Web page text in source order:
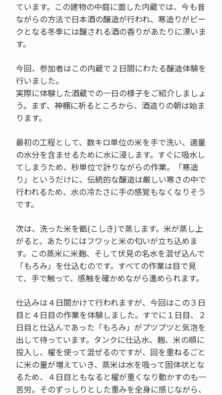
ています。この建物の中庭に面した内蔵では、今も昔
ながらの方法で日本酒の醸造が行われ、寒造りがピー
クとなる冬季には醸される酒の香りがあたりに漂いま
す。
今回、参加者はこの内蔵で２日間にわたる醸造体験を
行いました。
実際に体験した酒蔵での一日の様子をご紹介しましょ
う。まず、神棚に祈るところから、酒造りの朝は始ま
ります。
最初の工程として、数キロ単位の米を手で洗い、適量
の水分を含ませるために水に浸します。すぐに吸水し
てしまうため、秒単位で計りながらの作業。「寒造
り」というだけに、伝統的な醸造は厳しい寒さの中で
行われるため、水の冷たさに手の感覚もなくなりそう
です。
次は、洗った米を甑(こしき)で蒸します。米が蒸し上
がると、あたりにはフワッと米の匂いが立ち込めま
す。この蒸米に米麹、そして伏見の名水を混ぜ込んで
「もろみ」を仕込むのです。すべての作業は目で見
て、手で触って、感触を確かめながら進められます。
仕込みは４日間かけて行われますが、今回はこの３日
目と４日目の作業を体験しました。すでに１日目、２
日目と仕込んであった「もろみ」がプツプツと気泡を
出して待っています。タンクに仕込水、麹、米の順に
投入し、櫂を使って混ぜるのですが、回を重ねるごと
に米の量が増えていき、蒸米は水を吸って固体状とな
るため、４日目ともなると櫂が重くなり動かすのも一
苦労。そのずっしりとした重みを全身に感じながら、